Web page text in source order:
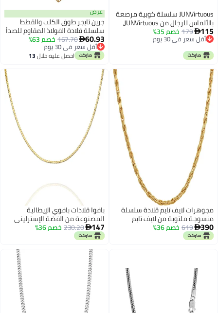
JUNVirtuous سلسلة كوبية مرصعة
بالألماس للرجال من JUNVirtuous،
قلادة كوبية من ميامي مرصعة
بالألماس، فضية/ذهبية، مجوهرات
هيب هوب مرصعة بالألماس للنساء
(قلادة فضية بطول 18 بوصة)
115
179 خصم 35%
أقل سعر في 30 يوم
أقل سعر في 30 يوم
عرض
جرين تايجر طوق الكلب والقطط
سلسلة قلادة الفولاذ المقاوم للصدأ
قابل للتعديل 18K الذهب على شكل
قلب قلادة للحيوانات الأليفة
الصغيرة القطط هريرة جرو (الذهب،
10 بوصة)
60.93
167.70خصم 63%
أقل سعر في 30 يوم
أقل سعر في 30 يوماحصل عليه خلال13
مجوهرات لايف تايم قلادة سلسلة
منسوجة ملتوية من لايف تايم
جوليري للنساء والرجال مطلية
390
619 خصم 36%
بافوا قلادات بافوي الإيطالية
المصنوعة من الفضة الإسترليني
قيراطًا | قلادات بتصميمات متنوعة:
كيرب، ميامي كوبان، وحبل، بتصميم
متعرج ماسي للنساء والرجال | صنع
147
230.20خصم 36%